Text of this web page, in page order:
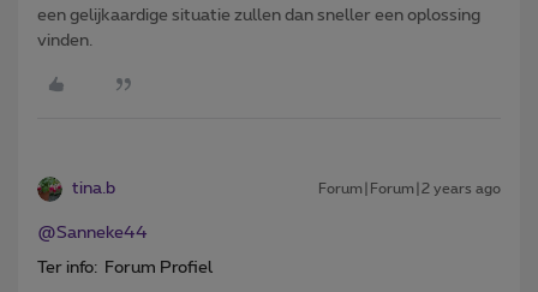
een gelijkaardige situatie zullen dan sneller een oplossing
vinden.
tina.b Forum|Forum|2 years ago
@Sanneke44
Ter info: Forum Profiel